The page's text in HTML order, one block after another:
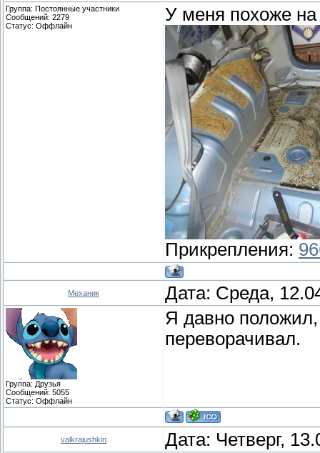
Группа: Постоянные участники
Сообщений: 2279
Статус: Оффлайн
У меня похоже на
Прикрепления:
Механик Дата: Среда,
Группа: Друзья
Сообщений: 5055
Статус: Оффлайн
Я давно
переворачивал.
valkrajushkin Дата: Четверг,